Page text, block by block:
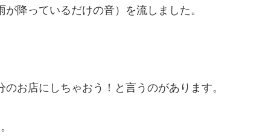
降っているだけの音）を流しました。
お店にしちゃおう！と言うのがあります。